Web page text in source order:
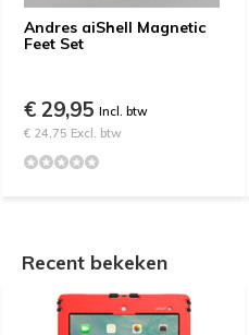
Andres aiShell Magnetic
Feet Set
€ 29,95 Incl. btw
€ 24,75 Excl. btw
Recent bekeken